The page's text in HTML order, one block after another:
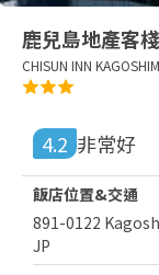
鹿兒島地產客棧
CHISUN INN
4.2 非常好
飯店位置&交通
891-0122
JP